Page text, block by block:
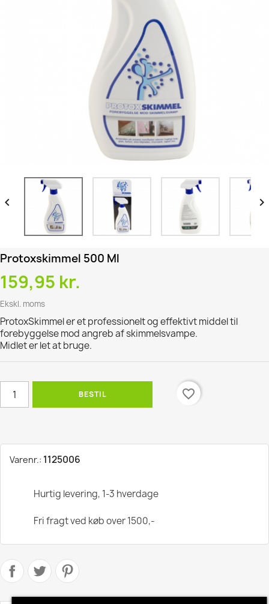
 
Protoxskimmel 500 Ml
159,95 kr.
Ekskl. moms
ProtoxSkimmel er et professionelt og effektivt middel til
forebyggelse mod angreb af skimmelsvampe.
Midlet er let at bruge.
BESTIL favorite_border
Varenr.: 1125006
Hurtig levering, 1-3 hverdage
Fri fragt ved køb over 1500,-